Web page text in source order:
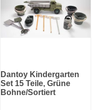
Dantoy Kindergarten
Set 15 Teile, Grüne
Bohne/Sortiert